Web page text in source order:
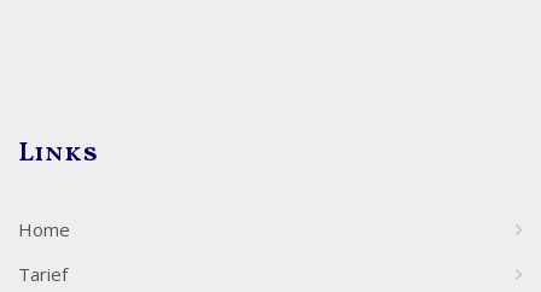
Links
Home
Tarief